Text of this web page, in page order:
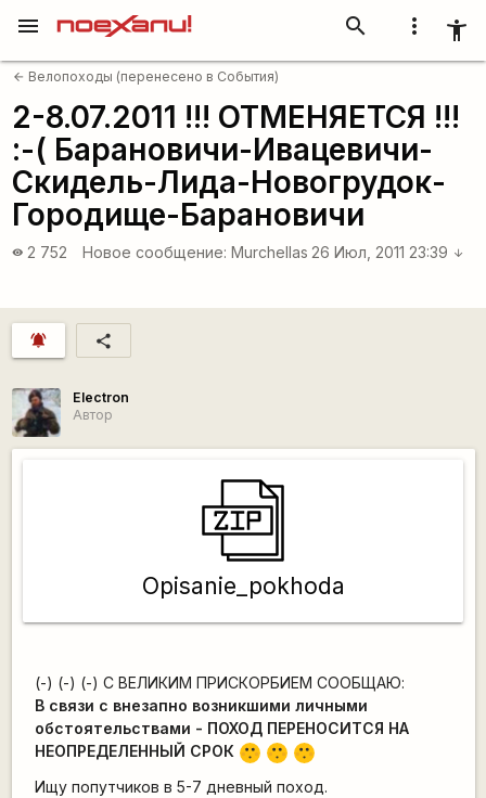
more_vert accessibility_new
search
menu
arrow_back Велопоходы (перенесено в События)
2-8.07.2011 !!! ОТМЕНЯЕТСЯ !!!
:-( Барановичи-Ивацевичи-
Скидель-Лида-Новогрудок-
Городище-Барановичи
visibility 2 752 Новое сообщение: Murchellas 26 Июл, 2011 23:39 arrow_downward
notifications_active share
Electron
Автор
Opisanie_pokhoda
(-) (-) (-) C ВЕЛИКИМ ПРИСКОРБИЕМ СООБЩАЮ:
В связи с внезапно возникшими личными
обстоятельствами - ПОХОД ПЕРЕНОСИТСЯ НА
НЕОПРЕДЕЛЕННЫЙ СРОК :-[ :-[ :-[
Ищу попутчиков в 5-7 дневный поход.